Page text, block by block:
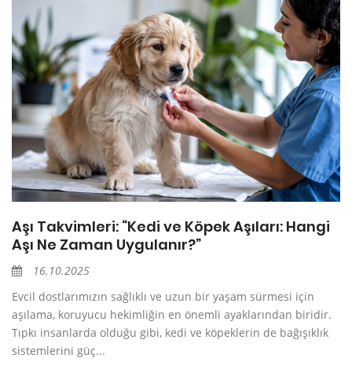
Aşı Takvimleri: “Kedi ve Köpek Aşıları: Hangi
Aşı Ne Zaman Uygulanır?”
16.10.2025
Evcil dostlarımızın sağlıklı ve uzun bir yaşam sürmesi için
aşılama, koruyucu hekimliğin en önemli ayaklarından biridir.
Tıpkı insanlarda olduğu gibi, kedi ve köpeklerin de bağışıklık
sistemlerini güç...